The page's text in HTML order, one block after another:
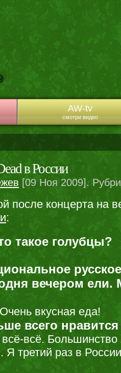
AW-tv
смотри видео
в России
[09 Ноя 2009].
после концерта на
:
такое голубцы?
вечером ели.
вкусная еда!
всего
всё. Большинство
Я третий раз в